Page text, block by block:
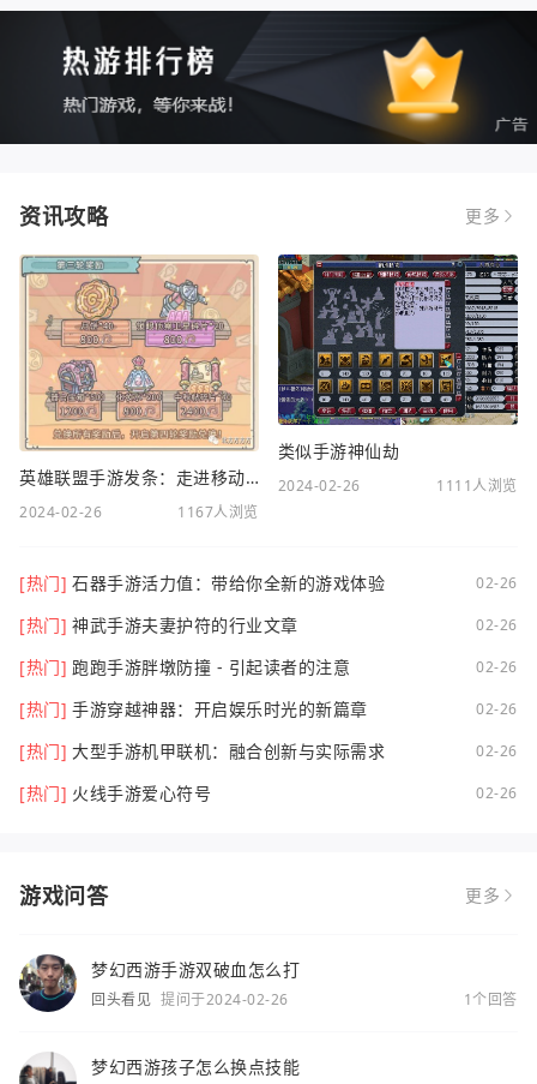
资讯攻略 更多
英雄联盟手游发条：走进移动电竞新时代
2024-02-26 1167人浏览
类似手游神仙劫
2024-02-26 1111人浏览
[热门] 石器手游活力值：带给你全新的游戏体验 02-26
[热门] 神武手游夫妻护符的行业文章 02-26
[热门] 跑跑手游胖墩防撞 - 引起读者的注意 02-26
[热门] 手游穿越神器：开启娱乐时光的新篇章 02-26
[热门] 大型手游机甲联机：融合创新与实际需求 02-26
[热门] 火线手游爱心符号 02-26
游戏问答 更多
梦幻西游手游双破血怎么打
回头看见 提问于2024-02-26 1个回答
梦幻西游孩子怎么换点技能